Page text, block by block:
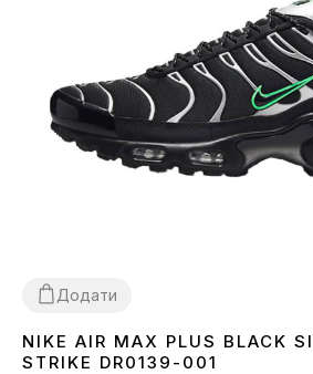
Додати
4041 4243 4445
NIKE AIR MAX PLUS BLACK
STRIKE DR0139-001